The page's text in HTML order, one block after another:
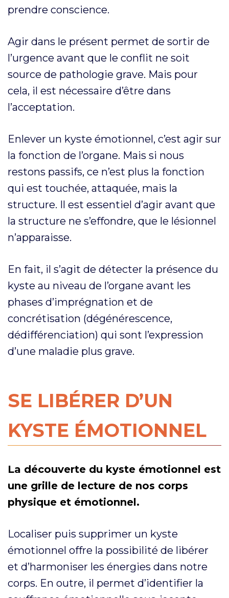
prendre conscience.
Agir dans le présent permet de sortir de
l’urgence avant que le conflit ne soit
source de pathologie grave. Mais pour
cela, il est nécessaire d’être dans
l’acceptation.
Enlever un kyste émotionnel, c’est agir sur
la fonction de l’organe. Mais si nous
restons passifs, ce n’est plus la fonction
qui est touchée, attaquée, mais la
structure. Il est essentiel d’agir avant que
la structure ne s’effondre, que le lésionnel
n’apparaisse.
En fait, il s’agit de détecter la présence du
kyste au niveau de l’organe avant les
phases d’imprégnation et de
concrétisation (dégénérescence,
dédifférenciation) qui sont l’expression
d’une maladie plus grave.
SE LIBÉRER D’UN
KYSTE ÉMOTIONNEL
La découverte du kyste émotionnel est
une grille de lecture de nos corps
physique et émotionnel.
Localiser puis supprimer un kyste
émotionnel offre la possibilité de libérer
et d’harmoniser les énergies dans notre
corps. En outre, il permet d’identifier la